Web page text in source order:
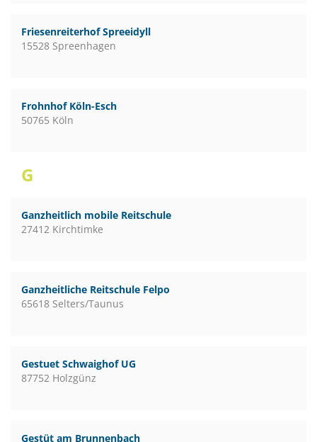
Friesenreiterhof Spreeidyll
15528 Spreenhagen
Frohnhof Köln-Esch
50765 Köln
G
Ganzheitlich mobile Reitschule
27412 Kirchtimke
Ganzheitliche Reitschule Felpo
65618 Selters/Taunus
Gestuet Schwaighof UG
87752 Holzgünz
Gestüt am Brunnenbach